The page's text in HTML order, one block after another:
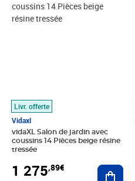
Livr. offerte
Vidaxl
vidaXL Salon de jardin avec
coussins 14 Pièces beige résine
tressée
1 275,89€